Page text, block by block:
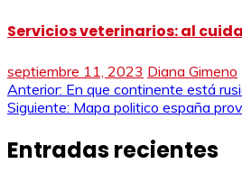
Servicios veterinarios: al
septiembre 11, 2023 Diana Gimeno
Navegación
entradas
Anterior: En que continente está
Siguiente: Mapa politico españa
Entradas recientes